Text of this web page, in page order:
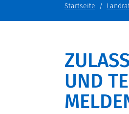
Startseite
UND